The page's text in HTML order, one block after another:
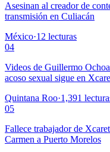
Asesinan al creador de
transmisión en Culiacán
México·12 lecturas
04
Videos de Guillermo
acoso sexual sigue en
Quintana Roo·1,391
05
Fallece trabajador de
Carmen a Puerto Morelos